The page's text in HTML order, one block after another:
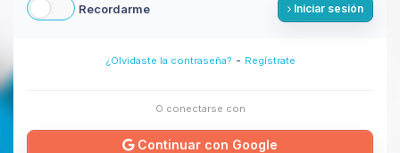
Recordarme Iniciar sesión
¿Olvidaste la contraseña? - Regístrate
O conectarse con
Continuar con Google